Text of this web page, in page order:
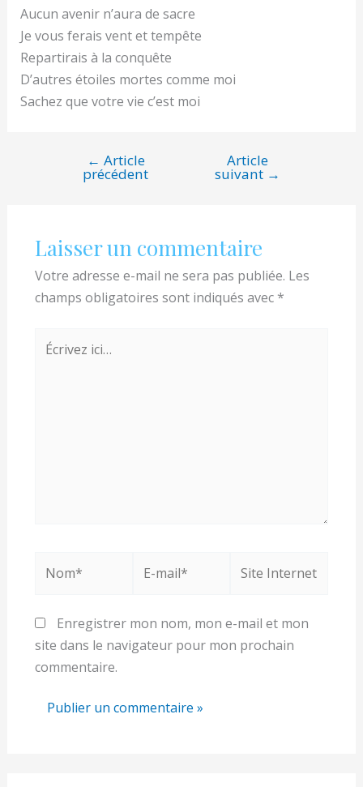
Aucun avenir n’aura de sacre
Je vous ferais vent et tempête
Repartirais à la conquête
D’autres étoiles mortes comme moi
Sachez que votre vie c’est moi
Navigation
← Article
précédent
Article
suivant →
Laisser un commentaire
Votre adresse e-mail ne sera pas publiée. Les
champs obligatoires sont indiqués avec *
Écrivez
ici…
mail*
Internet
Enregistrer mon nom, mon e-mail et mon
site dans le navigateur pour mon prochain
commentaire.